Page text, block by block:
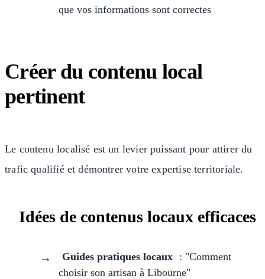
que vos informations sont correctes
Créer du contenu local
pertinent
Le contenu localisé est un levier puissant pour attirer du
trafic qualifié et démontrer votre expertise territoriale.
Idées de contenus locaux efficaces
Guides pratiques locaux : "Comment
choisir son artisan à Libourne"